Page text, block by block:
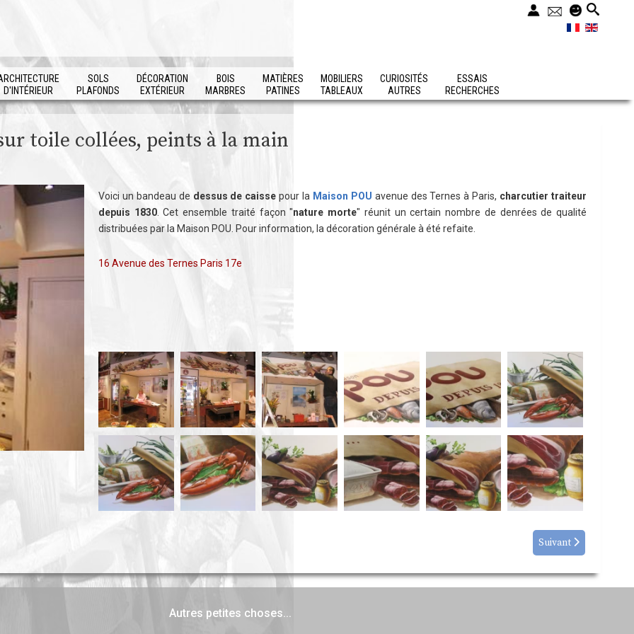
D'INTÉRIEUR
SOLS
PLAFONDS
DÉCORATION
EXTÉRIEUR
BOIS
MARBRES
MATIÈRES
PATINES
MOBILIERS
TABLEAUX
CURIOSITÉS
AUTRES
ESSAIS
RECHERCHES
toile collées, peints à la main
Voici un bandeau de dessus de caisse pour la Maison POU avenue des Ternes à Paris, charcutier traiteur
depuis 1830. Cet ensemble traité façon "nature morte" réunit un certain nombre de denrées de qualité
distribuées par la Maison POU. Pour information, la décoration générale à été refaite.
16 Avenue des Ternes Paris 17e
Suivant
Autres petites choses...